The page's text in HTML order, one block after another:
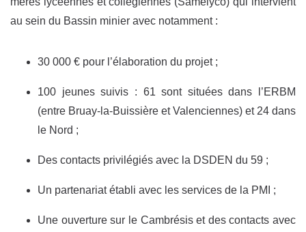
au sein du Bassin minier avec notamment :
30 000 € pour l’élaboration du projet ;
100 jeunes suivis : 61 sont situées dans l’ERBM
(entre Bruay-la-Buissière et Valenciennes) et 24 dans
le Nord ;
Des contacts privilégiés avec la DSDEN du 59 ;
Un partenariat établi avec les services de la PMI ;
Une ouverture sur le Cambrésis et des contacts avec